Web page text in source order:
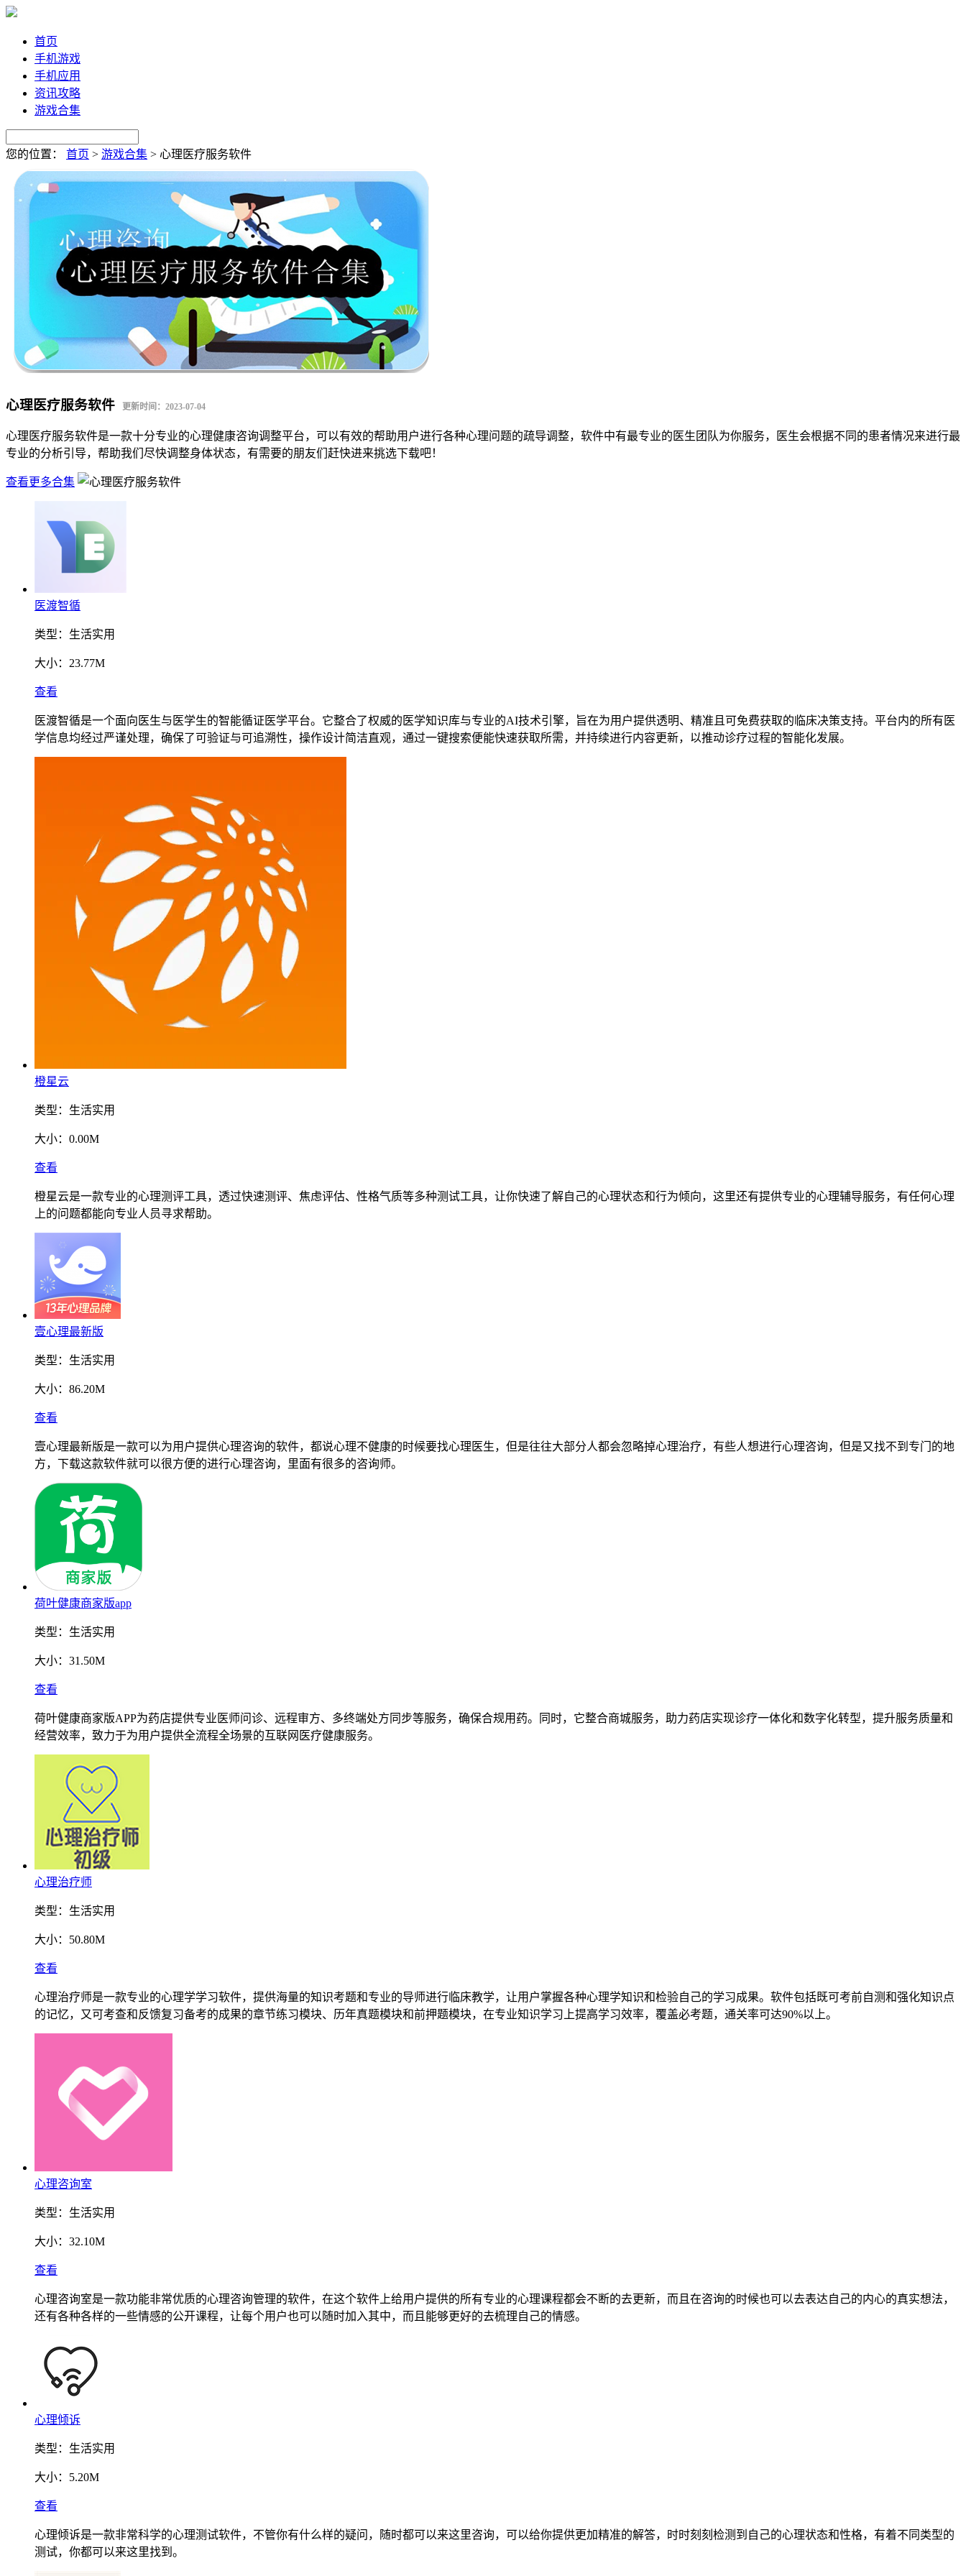
首页
手机游戏
手机应用
资讯攻略
游戏合集
您的位置： 首页 > 游戏合集 > 心理医疗服务软件
心理医疗服务软件 更新时间：2023-07-04
心理医疗服务软件是一款十分专业的心理健康咨询调整平台，可以有效的帮助用户进行各种心理问题的疏导调整，软件中有最专业的医生团队为你服务，医生会根据不同的患者情况来进行最
专业的分析引导，帮助我们尽快调整身体状态，有需要的朋友们赶快进来挑选下载吧！
查看更多合集
医渡智循
类型： 生活实用
大小： 23.77M
查看
医渡智循是一个面向医生与医学生的智能循证医学平台。它整合了权威的医学知识库与专业的AI技术引擎，旨在为用户提供透明、精准且可免费获取的临床决策支持。平台内的所有医
学信息均经过严谨处理，确保了可验证与可追溯性，操作设计简洁直观，通过一键搜索便能快速获取所需，并持续进行内容更新，以推动诊疗过程的智能化发展。
橙星云
类型： 生活实用
大小： 0.00M
查看
橙星云是一款专业的心理测评工具，透过快速测评、焦虑评估、性格气质等多种测试工具，让你快速了解自己的心理状态和行为倾向，这里还有提供专业的心理辅导服务，有任何心理
上的问题都能向专业人员寻求帮助。
壹心理最新版
类型： 生活实用
大小： 86.20M
查看
壹心理最新版是一款可以为用户提供心理咨询的软件，都说心理不健康的时候要找心理医生，但是往往大部分人都会忽略掉心理治疗，有些人想进行心理咨询，但是又找不到专门的地
方，下载这款软件就可以很方便的进行心理咨询，里面有很多的咨询师。
荷叶健康商家版app
类型： 生活实用
大小： 31.50M
查看
荷叶健康商家版APP为药店提供专业医师问诊、远程审方、多终端处方同步等服务，确保合规用药。同时，它整合商城服务，助力药店实现诊疗一体化和数字化转型，提升服务质量和
经营效率，致力于为用户提供全流程全场景的互联网医疗健康服务。
心理治疗师
类型： 生活实用
大小： 50.80M
查看
心理治疗师是一款专业的心理学学习软件，提供海量的知识考题和专业的导师进行临床教学，让用户掌握各种心理学知识和检验自己的学习成果。软件包括既可考前自测和强化知识点
的记忆，又可考查和反馈复习备考的成果的章节练习模块、历年真题模块和前押题模块，在专业知识学习上提高学习效率，覆盖必考题，通关率可达90%以上。
心理咨询室
类型： 生活实用
大小： 32.10M
查看
心理咨询室是一款功能非常优质的心理咨询管理的软件，在这个软件上给用户提供的所有专业的心理课程都会不断的去更新，而且在咨询的时候也可以去表达自己的内心的真实想法，
还有各种各样的一些情感的公开课程，让每个用户也可以随时加入其中，而且能够更好的去梳理自己的情感。
心理倾诉
类型： 生活实用
大小： 5.20M
查看
心理倾诉是一款非常科学的心理测试软件，不管你有什么样的疑问，随时都可以来这里咨询，可以给你提供更加精准的解答，时时刻刻检测到自己的心理状态和性格，有着不同类型的
测试，你都可以来这里找到。